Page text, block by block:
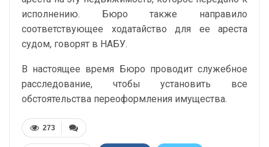
исполнению. Бюро также направило
соответствующее ходатайство для ее ареста
судом, говорят в НАБУ.
В настоящее время Бюро проводит служебное
расследование, чтобы установить все
обстоятельства переоформления имущества.
273